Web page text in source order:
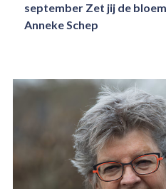
september Zet jij de
Anneke Schep